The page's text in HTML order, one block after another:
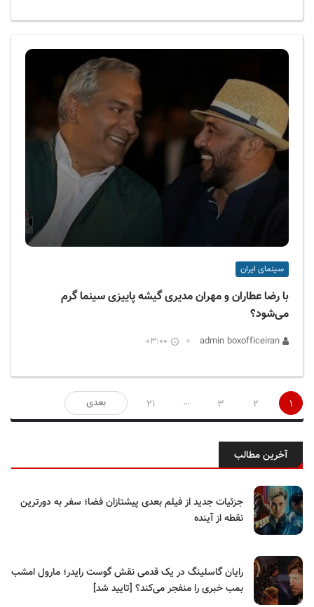
سینمای ایران
با رضا عطاران و مهران مدیری گیشه پاییزی سینما گرم
می‌شود؟
03:00
صفحه‌بندی
نوشته‌ها
1
2
3
…
21 بعدی
آخرین مطالب
جزئیات جدید از فیلم بعدی پیشتازان فضا؛ سفر به دورترین
نقطه از آینده
رایان گاسلینگ در یک قدمی نقش گوست رایدر؛ مارول امشب
بمب خبری را منفجر می‌کند؟ [تایید شد]